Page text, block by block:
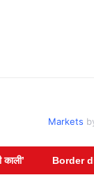
Markets
Border